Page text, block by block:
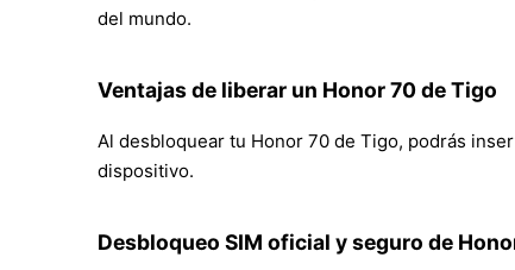
del mundo.
Ventajas de liberar un Honor 70 de Tigo
Al desbloquear tu Honor 70 de Tigo, podrás
dispositivo.
Desbloqueo SIM oficial y seguro de